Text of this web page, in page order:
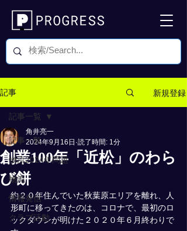
記事 新規登録
記事一覧
物流2024年問題
物流
情報発信
クラブ活動
記事一覧
創業100年「近松」のわら
び餅
角井亮一
2024年9月16日 読了時間: 1分
約２０年住んでいた秋葉原エリアを離れ、人
形町に移ってきたのは、コロナで、最初のロ
ックダウンが明けた２０２０年６月終わりで